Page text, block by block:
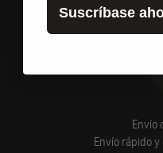
Envío
Envío rápido
Suscríbase